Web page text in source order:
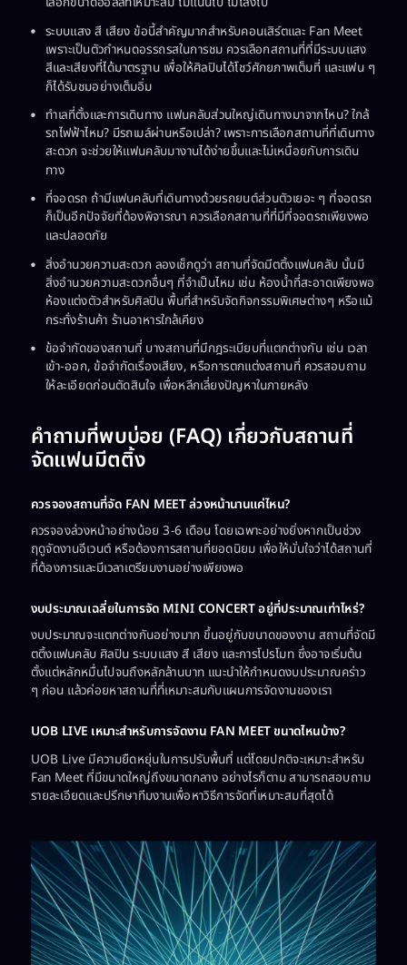
ระบบแสง สี เสียง ข้อนี้สำคัญมากสำหรับคอนเสิร์ตและ Fan Meet
เพราะเป็นตัวกำหนดอรรถรสในการชม ควรเลือกสถานที่ที่มีระบบแสง
สีและเสียงที่ได้มาตรฐาน เพื่อให้ศิลปินได้โชว์ศักยภาพเต็มที่ และแฟน ๆ
ก็ได้รับชมอย่างเต็มอิ่ม
ทำเลที่ตั้งและการเดินทาง แฟนคลับส่วนใหญ่เดินทางมาจากไหน? ใกล้
รถไฟฟ้าไหม? มีรถเมล์ผ่านหรือเปล่า? เพราะการเลือกสถานที่ที่เดินทาง
สะดวก จะช่วยให้แฟนคลับมางานได้ง่ายขึ้นและไม่เหนื่อยกับการเดิน
ทาง
ที่จอดรถ ถ้ามีแฟนคลับที่เดินทางด้วยรถยนต์ส่วนตัวเยอะ ๆ ที่จอดรถ
ก็เป็นอีกปัจจัยที่ต้องพิจารณา ควรเลือกสถานที่ที่มีที่จอดรถเพียงพอ
และปลอดภัย
สิ่งอำนวยความสะดวก ลองเช็กดูว่า สถานที่จัดมีตติ้งแฟนคลับ นั้นมี
สิ่งอำนวยความสะดวกอื่นๆ ที่จำเป็นไหม เช่น ห้องน้ำที่สะอาดเพียงพอ
ห้องแต่งตัวสำหรับศิลปิน พื้นที่สำหรับจัดกิจกรรมพิเศษต่างๆ หรือแม้
กระทั่งร้านค้า ร้านอาหารใกล้เคียง
ข้อจำกัดของสถานที่ บางสถานที่มีกฎระเบียบที่แตกต่างกัน เช่น เวลา
เข้า-ออก, ข้อจำกัดเรื่องเสียง, หรือการตกแต่งสถานที่ ควรสอบถาม
ให้ละเอียดก่อนตัดสินใจ เพื่อหลีกเลี่ยงปัญหาในภายหลัง
คำถามที่พบบ่อย (FAQ) เกี่ยวกับสถานที่
จัดแฟนมีตติ้ง
ควรจองสถานที่จัด FAN MEET ล่วงหน้านานแค่ไหน?
ควรจองล่วงหน้าอย่างน้อย 3-6 เดือน โดยเฉพาะอย่างยิ่งหากเป็นช่วง
ฤดูจัดงานอีเวนต์ หรือต้องการสถานที่ยอดนิยม เพื่อให้มั่นใจว่าได้สถานที่
ที่ต้องการและมีเวลาเตรียมงานอย่างเพียงพอ
งบประมาณเฉลี่ยในการจัด MINI CONCERT อยู่ที่ประมาณเท่าไหร่?
งบประมาณจะแตกต่างกันอย่างมาก ขึ้นอยู่กับขนาดของงาน สถานที่จัดมี
ตติ้งแฟนคลับ ศิลปิน ระบบแสง สี เสียง และการโปรโมท ซึ่งอาจเริ่มต้น
ตั้งแต่หลักหมื่นไปจนถึงหลักล้านบาท แนะนำให้กำหนดงบประมาณคร่าว
ๆ ก่อน แล้วค่อยหาสถานที่ที่เหมาะสมกับแผนการจัดงานของเรา
UOB LIVE เหมาะสำหรับการจัดงาน FAN MEET ขนาดไหนบ้าง?
UOB Live มีความยืดหยุ่นในการปรับพื้นที่ แต่โดยปกติจะเหมาะสำหรับ
Fan Meet ที่มีขนาดใหญ่ถึงขนาดกลาง อย่างไรก็ตาม สามารถสอบถาม
รายละเอียดและปรึกษาทีมงานเพื่อหาวิธีการจัดที่เหมาะสมที่สุดได้